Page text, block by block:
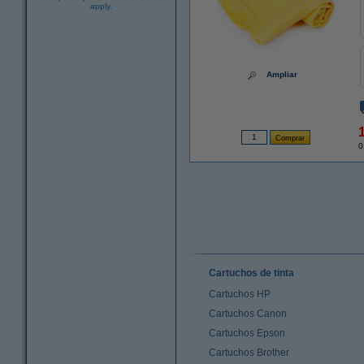
apply.
Ampliar
Cartuchos de tinta
Cartuchos HP
Cartuchos Canon
Cartuchos Epson
Cartuchos Brother